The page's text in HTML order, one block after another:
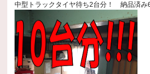
中型トラックタイヤ待ち2台分！ 納品済み6